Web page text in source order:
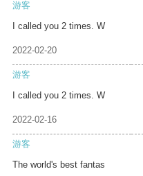
游客
I called you 2 times. W
2022-02-20
游客
I called you 2 times. W
2022-02-16
游客
The world's best fantas